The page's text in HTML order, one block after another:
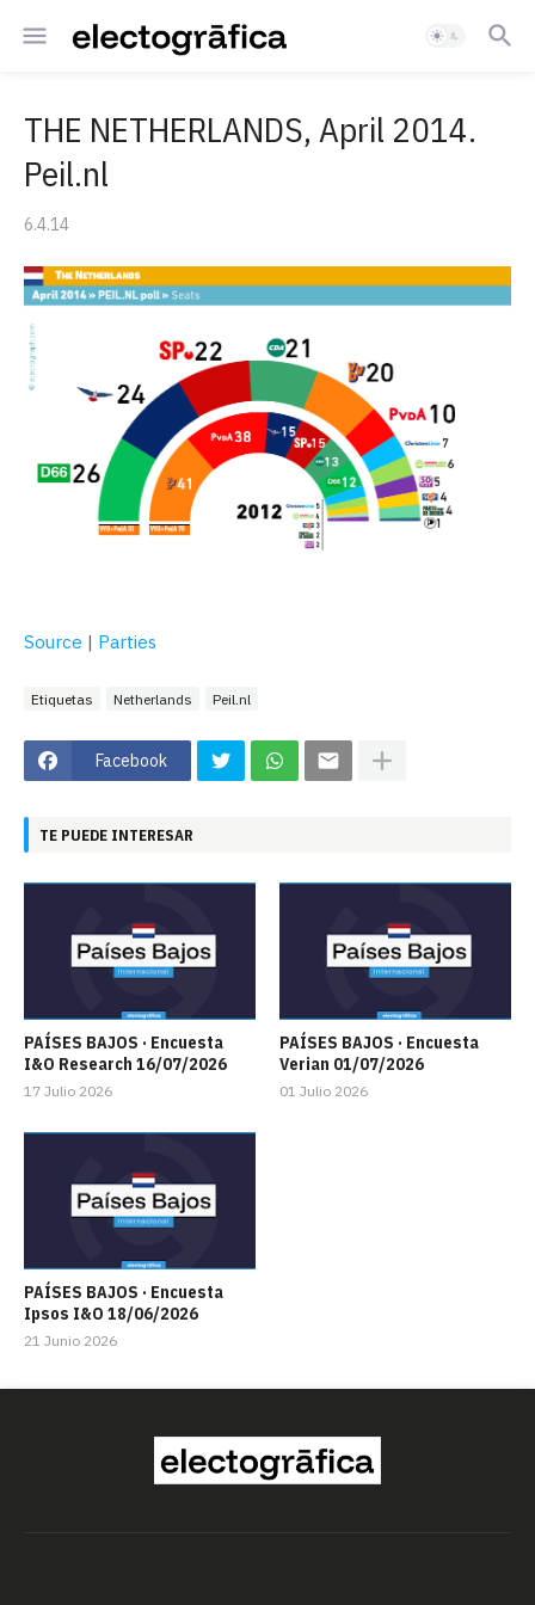
THE NETHERLANDS, April 2014.
Peil.nl
6.4.14
Source | Parties
Etiquetas Netherlands Peil.nl
Facebook
TE PUEDE INTERESAR
PAÍSES BAJOS · Encuesta
I&O Research 16/07/2026
17 Julio 2026
PAÍSES BAJOS · Encuesta
Verian 01/07/2026
01 Julio 2026
PAÍSES BAJOS · Encuesta
Ipsos I&O 18/06/2026
21 Junio 2026